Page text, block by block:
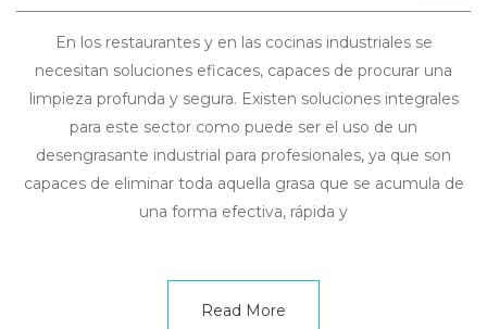
En los restaurantes y en las cocinas industriales se
necesitan soluciones eficaces, capaces de procurar una
limpieza profunda y segura. Existen soluciones integrales
para este sector como puede ser el uso de un
desengrasante industrial para profesionales, ya que son
capaces de eliminar toda aquella grasa que se acumula de
una forma efectiva, rápida y
Read More